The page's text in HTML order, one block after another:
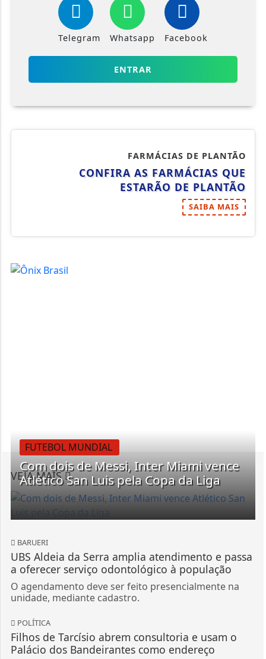
Telegram Whatsapp Facebook
ENTRAR
FARMÁCIAS DE PLANTÃO
CONFIRA AS FARMÁCIAS QUE
ESTARÃO DE PLANTÃO
SAIBA MAIS
VEJA MAIS
FUTEBOL MUNDIAL
Com dois de Messi, Inter Miami vence
Atlético San Luis pela Copa da Liga
BARUERI
UBS Aldeia da Serra amplia atendimento e passa
a oferecer serviço odontológico à população
O agendamento deve ser feito presencialmente na
unidade, mediante cadastro.
POLÍTICA
Filhos de Tarcísio abrem consultoria e usam o
Palácio dos Bandeirantes como endereço